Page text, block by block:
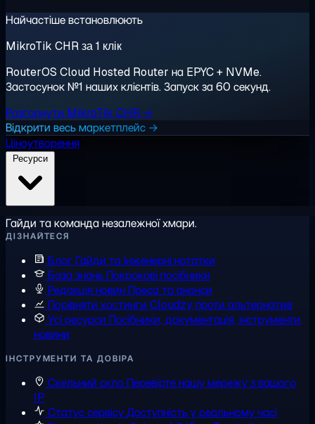
Найчастіше встановлюють
MikroTik CHR за 1 клік
RouterOS Cloud Hosted Router на EPYC + NVMe.
Застосунок №1 наших клієнтів. Запуск за 60 секунд.
Розгорнути MikroTik CHR →
Відкрити весь маркетплейс →
Ціноутворення
Гайди та команда незалежної хмари.
ДІЗНАЙТЕСЯ
Блог Гайди та інженерні нотатки
База знань Покрокові посібники
Редакція новин Преса та анонси
Порівняти хостинги Cloudzy проти альтернатив
Усі ресурси Посібники, документація, інструменти,
новини
ІНСТРУМЕНТИ ТА ДОВІРА
Скельний скло Перевірте нашу мережу з вашого
IP
Статус сервісуДоступність у реальному часі